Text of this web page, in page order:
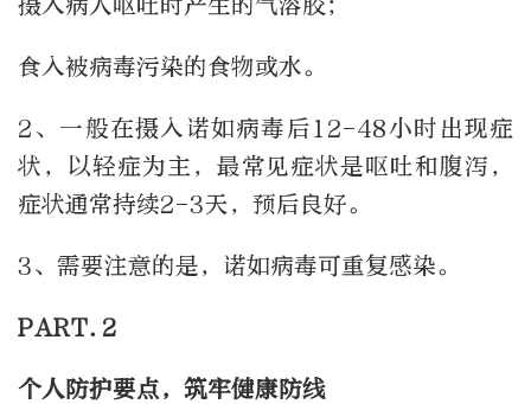
食入被病毒污染的食物或水。
2、一般在摄入诺如病毒后12-48小时出现症
状，以轻症为主，最常见症状是呕吐和腹泻，
症状通常持续2-3天，预后良好。
3、需要注意的是，诺如病毒可重复感染。
PART.2
个人防护要点，筑牢健康防线